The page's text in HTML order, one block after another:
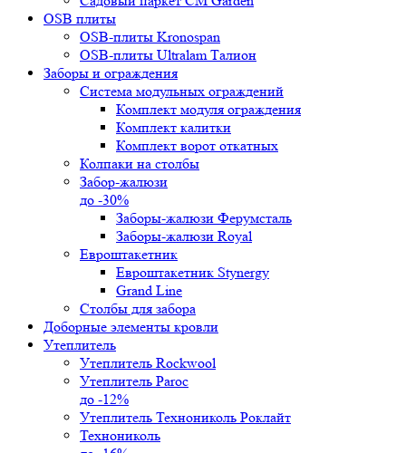
OSB плиты
OSB-плиты Kronospan
OSB-плиты Ultralam Талион
Заборы и ограждения
Система модульных ограждений
Комплект модуля ограждения
Комплект калитки
Комплект ворот откатных
Колпаки на столбы
Забор-жалюзи
до -30%
Заборы-жалюзи Ферумсталь
Заборы-жалюзи Royal
Евроштакетник
Евроштакетник Stynergy
Grand Line
Столбы для забора
Доборные элементы кровли
Утеплитель
Утеплитель Rockwool
Утеплитель Paroc
до -12%
Утеплитель Технониколь Роклайт
Технониколь